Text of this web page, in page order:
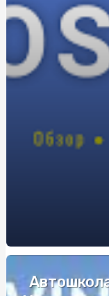
Как выбрать
рекомендации
Лак для нігтів: як
покриття для
Настінні
Як зробити
трюки